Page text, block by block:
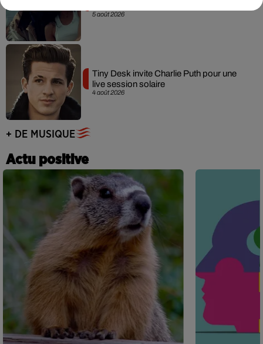
5 août 2026
4 août 2026
Tiny Desk invite Charlie Puth pour une
live session solaire
+ DE MUSIQUE
Actu positive